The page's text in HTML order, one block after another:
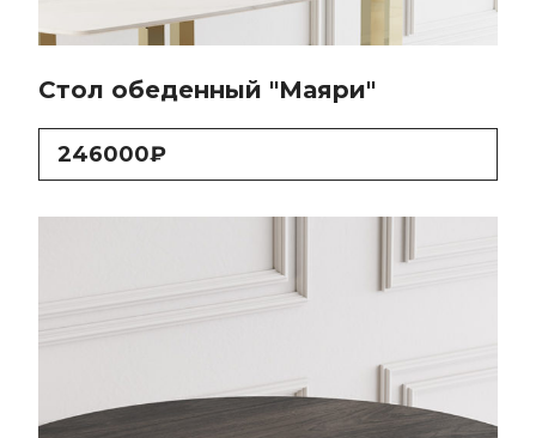
Стол обеденный "Маяри"
246000₽